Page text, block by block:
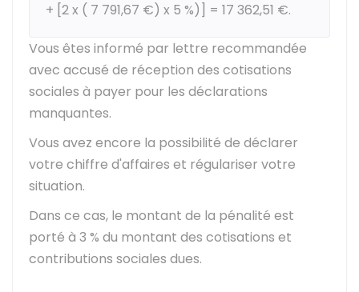
+ [2 x ( 7 791,67 €) x 5 %)] = 17 362,51 €.
Vous êtes informé par lettre recommandée
avec accusé de réception des cotisations
sociales à payer pour les déclarations
manquantes.
Vous avez encore la possibilité de déclarer
votre chiffre d'affaires et régulariser votre
situation.
Dans ce cas, le montant de la pénalité est
porté à 3 % du montant des cotisations et
contributions sociales dues.